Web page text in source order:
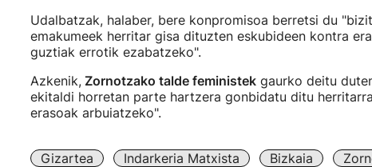
Udalbatzak, halaber, bere konpromisoa berretsi du
emakumeek herritar gisa dituzten eskubideen kontra
guztiak errotik ezabatzeko".
Azkenik,Zornotzako talde feministekgaurko deitu
ekitaldi horretan parte hartzera gonbidatu ditu
erasoak arbuiatzeko".
Gizartea Indarkeria Matxista Bizkaia